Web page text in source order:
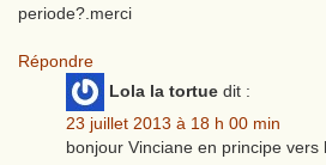
periode?.merci
Répondre
Lola la tortue dit :
23 juillet 2013 à 18 h 00 min
bonjour Vinciane en principe vers